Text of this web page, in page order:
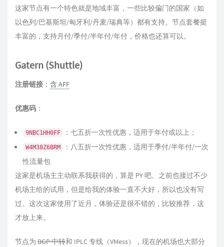
这家节点有一个特色就是地域丰富，一些比较偏门的国家（如
以色列/巴基斯坦/匈牙利/丹麦/瑞典等）都有支持。节点套餐挺
丰富的，支持月付/季付/半年付/年付，价格也还算可以。
Gatern (Shuttle)
注册链接 ： 含 AFF
优惠码 ：
9NBC1HH0FF ：七五折一次性优惠，适用于年付或以上；
W4M38Z6BRM
：八五折一次性优惠，适用于季付/半年付/一次
性流量包
这家是机场主主动联系我获得的，算是 PY 吧。之前也接过不少
机场主给的试用，但是给我的体验一直不大好，所以也没有写
过。这次这家使用了近月，体验还是很不错的，比较推荐，这
才放上来。
节点为 BGP 中转和 IPLC 专线（VMess），现在的机场也大部分